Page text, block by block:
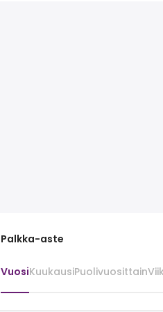
Palkka-aste
VuosiKuukausiPuolivuosittain